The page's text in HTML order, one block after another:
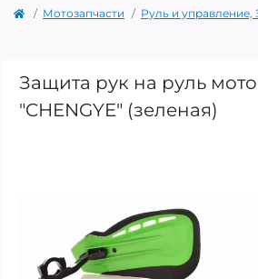
Мотозапчасти Руль и управление,
Защита рук на руль
"CHENGYE" (зеленая)